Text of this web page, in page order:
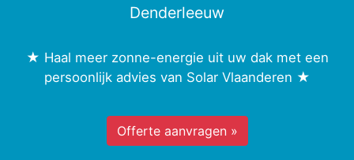
Denderleeuw
★ Haal meer zonne-energie uit uw dak met een
persoonlijk advies van Solar Vlaanderen ★
Offerte aanvragen »